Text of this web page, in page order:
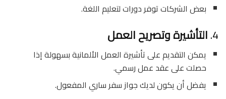
بعض الشركات توفر دورات لتعليم اللغة.
4. التأشيرة وتصريح العمل
يمكن التقديم على تأشيرة العمل الألمانية بسهولة إذا
حصلت على عقد عمل رسمي.
يفضل أن يكون لديك جواز سفر ساري المفعول.